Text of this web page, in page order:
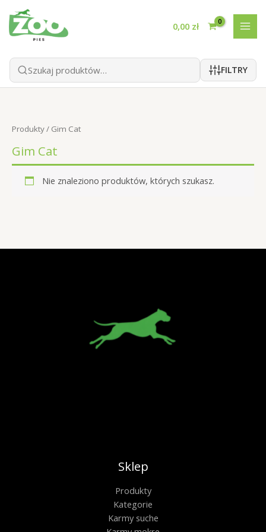
Przejdź
do
treści
0,00 zł
FILTRY
Produkty/ Gim Cat
Gim Cat
Nie znaleziono produktów, których szukasz.
Sklep
Produkty
Kategorie
Karmy suche